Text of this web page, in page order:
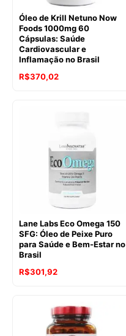
Óleo de Krill Netuno Now
Foods 1000mg 60
Cápsulas: Saúde
Cardiovascular e
Inflamação no Brasil
R$370,02
Lane Labs Eco Omega 150
SFG: Óleo de Peixe Puro
para Saúde e Bem-Estar no
Brasil
R$301,92